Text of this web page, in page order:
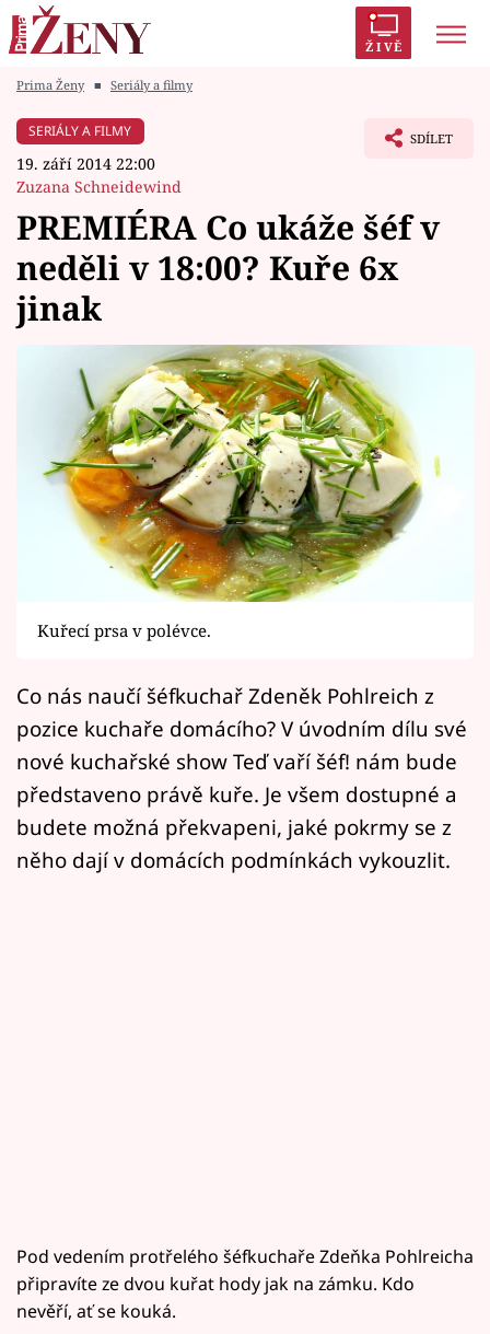
ŽIVĚ
Módní alarm
Témata
Celebrity
Vztahy
Seriály
Horoskopy
Sledujte prima+
Filmový festival Karlovy Vary
Mámy sobě
Přihlášení
Sledujte nás
Prima Ženy ■ Seriály a filmy
SERIÁLY A FILMY
19. září 2014 22:00
Zuzana Schneidewind
SDÍLET
PREMIÉRA Co ukáže šéf v
neděli v 18:00? Kuře 6x
jinak
Kuřecí prsa v polévce.
Co nás naučí šéfkuchař Zdeněk Pohlreich z
pozice kuchaře domácího? V úvodním dílu své
nové kuchařské show Teď vaří šéf! nám bude
představeno právě kuře. Je všem dostupné a
budete možná překvapeni, jaké pokrmy se z
něho dají v domácích podmínkách vykouzlit.
Pod vedením protřelého šéfkuchaře Zdeňka Pohlreicha
připravíte ze dvou kuřat hody jak na zámku. Kdo
nevěří, ať se kouká.